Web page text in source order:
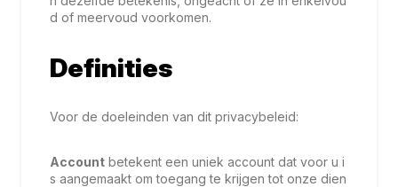
d of meervoud voorkomen.
Definities
Voor de doeleinden van dit privacybeleid:
Account betekent een uniek account dat voor u i
s aangemaakt om toegang te krijgen tot onze dien